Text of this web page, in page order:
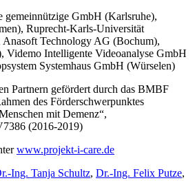
GmbH (Karlsruhe),
Ruprecht-Karls-Universität
Technology AG (Bochum),
Videmo Intelligente Videoanalyse GmbH
Systemhaus GmbH (Würselen)
Partnern gefördert durch das BMBF
des Förderschwerpunktes
mit Demenz“,
(2016-2019)
www.projekt-i-care.de
Ing. Tanja Schultz, Dr.-Ing. Felix Putze,